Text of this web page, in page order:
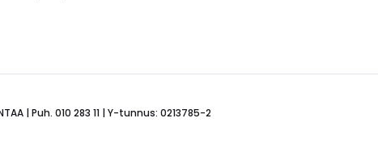
| Puh. 010 283 11 | Y-tunnus: 0213785-2